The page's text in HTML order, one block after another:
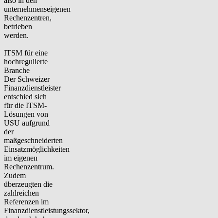
unternehmenseigenen
Rechenzentren,
betrieben
werden.
ITSM für eine
hochregulierte
Branche
Der Schweizer
Finanzdienstleister
entschied sich
für die ITSM-
Lösungen von
USU aufgrund
der
maßgeschneiderten
Einsatzmöglichkeiten
im eigenen
Rechenzentrum.
Zudem
überzeugten die
zahlreichen
Referenzen im
Finanzdienstleistungssektor,